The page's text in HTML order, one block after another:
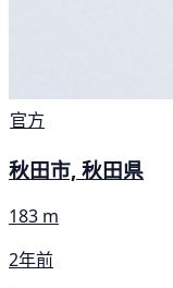
官方
秋田市, 秋田県
183 m
2年前